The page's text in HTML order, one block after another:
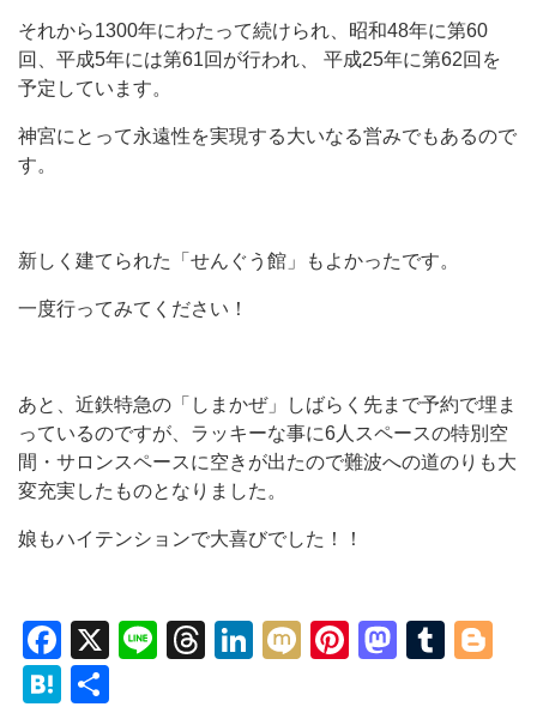
それから1300年にわたって続けられ、昭和48年に第60
回、平成5年には第61回が行われ、 平成25年に第62回を
予定しています。
神宮にとって永遠性を実現する大いなる営みでもあるので
す。
新しく建てられた「せんぐう館」もよかったです。
一度行ってみてください！
あと、近鉄特急の「しまかぜ」しばらく先まで予約で埋ま
っているのですが、ラッキーな事に6人スペースの特別空
間・サロンスペースに空きが出たので難波への道のりも大
変充実したものとなりました。
娘もハイテンションで大喜びでした！！
Facebook
X LineThreads
LinkedIn
MixiPinterest
Hatena